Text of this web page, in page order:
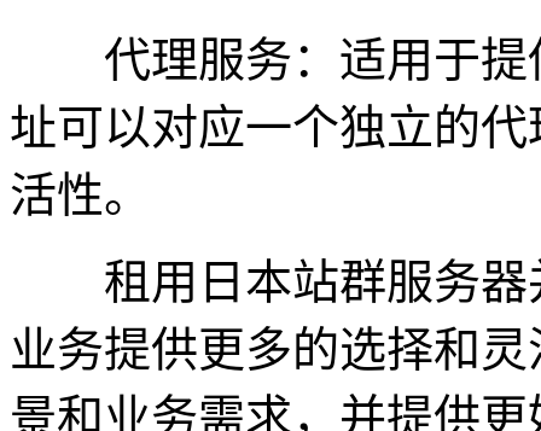
代理服务：适用于提
址可以对应一个独立的
活性。
租用日本站群服务器
业务提供更多的选择和
景和业务需求，并提供